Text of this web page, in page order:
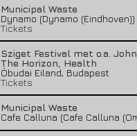
Municipal Waste
Dynamo (Dynamo (Eindhoven))
Tickets
Sziget Festival met o.a.
The Horizon, Health
Óbudai Eiland, Budapest
Tickets
Municipal Waste
Cafe Calluna (Cafe Calluna